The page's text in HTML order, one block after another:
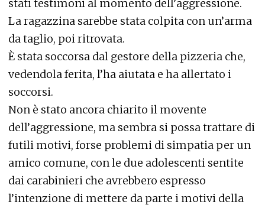
stati testimoni al momento dell’aggressione.
La ragazzina sarebbe stata colpita con un’arma
da taglio, poi ritrovata.
È stata soccorsa dal gestore della pizzeria che,
vedendola ferita, l’ha aiutata e ha allertato i
soccorsi.
Non è stato ancora chiarito il movente
dell’aggressione, ma sembra si possa trattare di
futili motivi, forse problemi di simpatia per un
amico comune, con le due adolescenti sentite
dai carabinieri che avrebbero espresso
l’intenzione di mettere da parte i motivi della